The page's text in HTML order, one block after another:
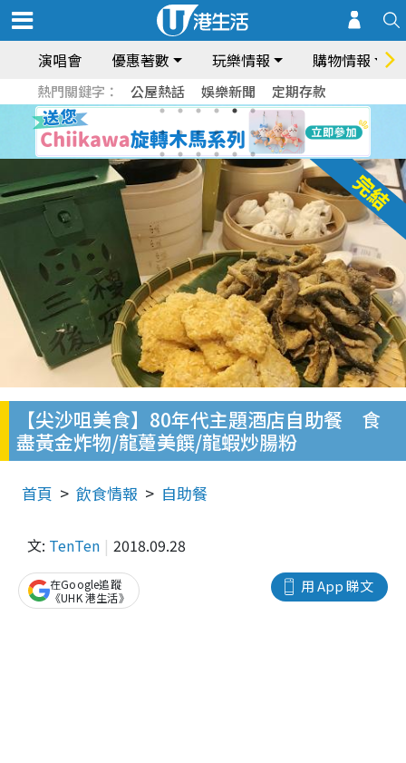
演唱會 優惠著數 玩樂情報 購物情報
熱門關鍵字： 公屋熱話 娛樂新聞 定期存款
【尖沙咀美食】80年代主題酒店自助餐 食
盡黃金炸物/龍躉美饌/龍蝦炒腸粉
首頁 飲食情報 自助餐
文: TenTen 2018.09.28
用 App 睇文
在Google追蹤
《UHK 港生活》